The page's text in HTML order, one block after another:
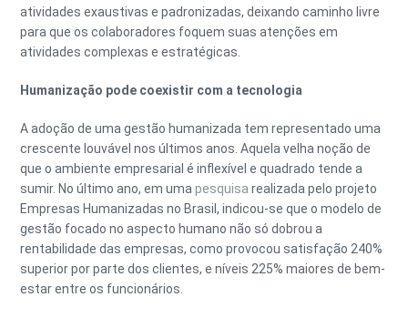
atividades exaustivas e padronizadas, deixando caminho livre
para que os colaboradores foquem suas atenções em
atividades complexas e estratégicas.
Humanização pode coexistir com a tecnologia
A adoção de uma gestão humanizada tem representado uma
crescente louvável nos últimos anos. Aquela velha noção de
que o ambiente empresarial é inflexível e quadrado tende a
sumir. No último ano, em umapesquisa realizada pelo projeto
Empresas Humanizadas no Brasil, indicou-se que o modelo de
gestão focado no aspecto humano não só dobrou a
rentabilidade das empresas, como provocou satisfação 240%
superior por parte dos clientes, e níveis 225% maiores de bem-
estar entre os funcionários.